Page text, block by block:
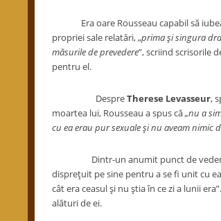
Era oare Rousseau capabil să
propriei sale relatări, „prima şi singura
măsurile de prevedere”, scriind scrisorile
pentru el.
DespreTherese Levasseur,
moartea lui, Rousseau a spus că„nu a
cu ea erau pur sexuale şi nu aveam nimic
Dintr-un anumit punct de vedere a
dispreţuit pe sine pentru a se fi unit cu
cât era ceasul şi nu ştia în ce zi a lunii
alături de ei.